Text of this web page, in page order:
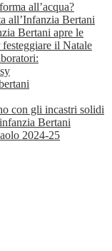
all’acqua?
all’Infanzia Bertani
Bertani apre le
il Natale
con gli incastri solidi
Bertani
2024-25